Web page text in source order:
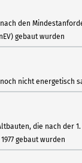
den
gebaut wurden
nicht energetisch
die nach der 1.
gebaut wurden